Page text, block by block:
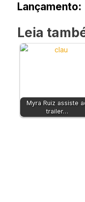
Lançamento:
Leia
Myra Ruiz assiste
trailer…